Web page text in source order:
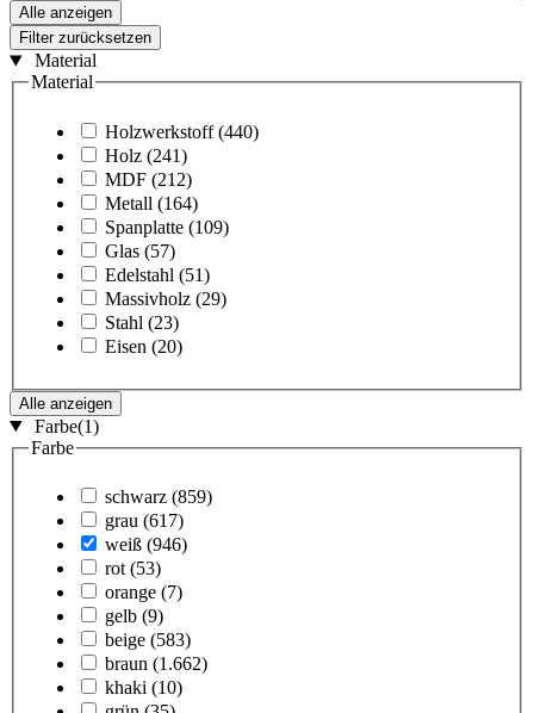
Alle anzeigen
Filter zurücksetzen
Material
Material
Holzwerkstoff (440)
Holz (241)
MDF (212)
Metall (164)
Spanplatte (109)
Glas (57)
Edelstahl (51)
Massivholz (29)
Stahl (23)
Eisen (20)
Alle anzeigen
Farbe(1)
Farbe
schwarz (859)
grau (617)
weiß (946)
rot (53)
orange (7)
gelb (9)
beige (583)
braun (1.662)
khaki (10)